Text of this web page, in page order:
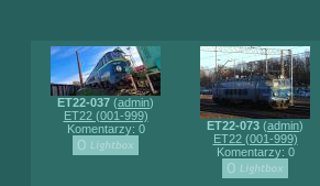
ET22-037 (admin)
ET22 (001-999)
Komentarzy: 0
ET22-073 (admin)
ET22 (001-999)
Komentarzy: 0